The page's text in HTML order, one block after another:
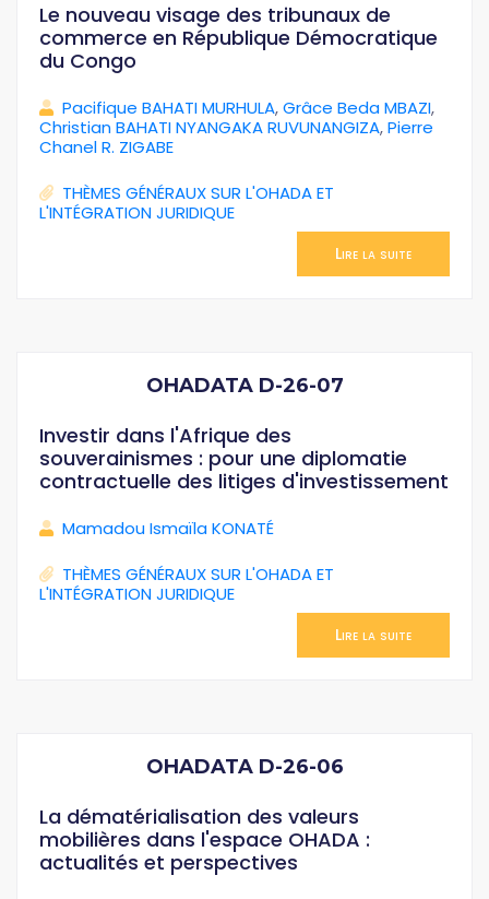
Le nouveau visage des tribunaux de
commerce en République Démocratique
du Congo
Pacifique BAHATI MURHULA,Grâce Beda MBAZI,
Christian BAHATI NYANGAKA RUVUNANGIZA,Pierre
Chanel R. ZIGABE
THÈMES GÉNÉRAUX SUR L'OHADA ET
L'INTÉGRATION JURIDIQUE
Lire la suite
OHADATA D-26-07
Investir dans l'Afrique des
souverainismes : pour une diplomatie
contractuelle des litiges d'investissement
Mamadou Ismaïla KONATÉ
THÈMES GÉNÉRAUX SUR L'OHADA ET
L'INTÉGRATION JURIDIQUE
Lire la suite
OHADATA D-26-06
La dématérialisation des valeurs
mobilières dans l'espace OHADA :
actualités et perspectives